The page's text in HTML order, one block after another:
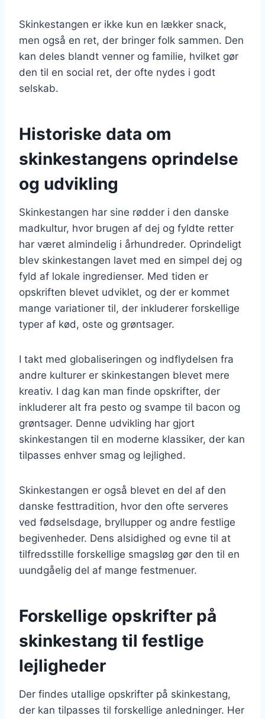
Skinkestangen er ikke kun en lækker snack,
men også en ret, der bringer folk sammen. Den
kan deles blandt venner og familie, hvilket gør
den til en social ret, der ofte nydes i godt
selskab.
Historiske data om
skinkestangens oprindelse
og udvikling
Skinkestangen har sine rødder i den danske
madkultur, hvor brugen af dej og fyldte retter
har været almindelig i århundreder. Oprindeligt
blev skinkestangen lavet med en simpel dej og
fyld af lokale ingredienser. Med tiden er
opskriften blevet udviklet, og der er kommet
mange variationer til, der inkluderer forskellige
typer af kød, oste og grøntsager.
I takt med globaliseringen og indflydelsen fra
andre kulturer er skinkestangen blevet mere
kreativ. I dag kan man finde opskrifter, der
inkluderer alt fra pesto og svampe til bacon og
grøntsager. Denne udvikling har gjort
skinkestangen til en moderne klassiker, der kan
tilpasses enhver smag og lejlighed.
Skinkestangen er også blevet en del af den
danske festtradition, hvor den ofte serveres
ved fødselsdage, bryllupper og andre festlige
begivenheder. Dens alsidighed og evne til at
tilfredsstille forskellige smagsløg gør den til en
uundgåelig del af mange festmenuer.
Forskellige opskrifter på
skinkestang til festlige
lejligheder
Der findes utallige opskrifter på skinkestang,
der kan tilpasses til forskellige anledninger. Her